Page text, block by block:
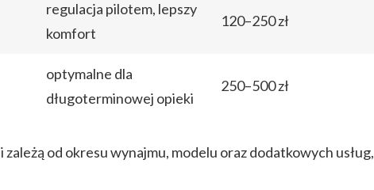
regulacja pilotem, lepszy
komfort
120–250 zł
optymalne dla
długoterminowej opieki
250–500 zł
od okresu wynajmu, modelu oraz dodatkowych usług,